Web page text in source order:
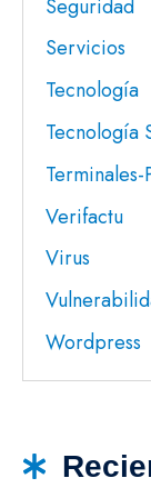
Seguridad
Servicios
Tecnología
Tecnología
Terminales-
Verifactu
Virus
Wordpress